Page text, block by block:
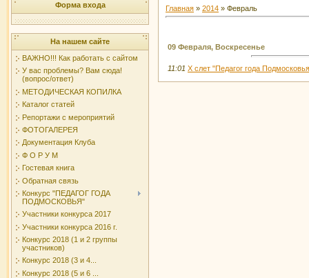
Форма входа
На нашем сайте
ВАЖНО!!! Как работать с сайтом
У вас проблемы? Вам сюда!
(вопрос/ответ)
МЕТОДИЧЕСКАЯ КОПИЛКА
Каталог статей
Репортажи с мероприятий
ФОТОГАЛЕРЕЯ
Документация Клуба
Ф О Р У М
Гостевая книга
Обратная связь
Конкурс "ПЕДАГОГ ГОДА
ПОДМОСКОВЬЯ"
Участники конкурса 2017
Участники конкурса 2016 г.
Конкурс 2018 (1 и 2 группы
участников)
Конкурс 2018 (3 и 4...
Конкурс 2018 (5 и 6 ...
Главная » 2014 » Февраль
09 Февраля, Воскресенье
11:01 Х слет "Педагог года